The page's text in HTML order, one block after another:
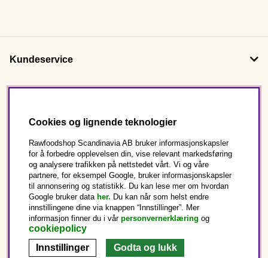
Kundeservice
Dette er Rawfoodshop
Norge
Cookies og lignende teknologier
Rawfoodshop Scandinavia AB bruker informasjonskapsler
for å forbedre opplevelsen din, vise relevant markedsføring
og analysere trafikken på nettstedet vårt. Vi og våre
partnere, for eksempel Google, bruker informasjonskapsler
til annonsering og statistikk. Du kan lese mer om hvordan
Google bruker data her. Du kan når som helst endre
innstillingene dine via knappen “Innstillinger”. Mer
informasjon finner du i vår personvernerklæring og
cookiepolicy
Innstillinger
Godta og lukk